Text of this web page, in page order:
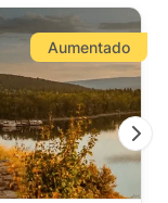
Aumentado